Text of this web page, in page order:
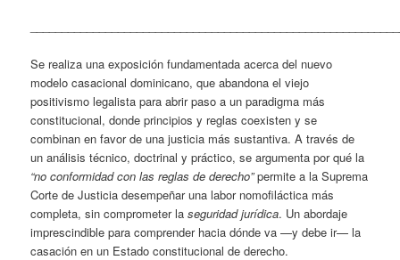
Se realiza una exposición fundamentada acerca del nuevo
modelo casacional dominicano, que abandona el viejo
positivismo legalista para abrir paso a un paradigma más
constitucional, donde principios y reglas coexisten y se
combinan en favor de una justicia más sustantiva. A través de
un análisis técnico, doctrinal y práctico, se argumenta por qué la
“no conformidad con las reglas de derecho”permite a la Suprema
Corte de Justicia desempeñar una labor nomofiláctica más
completa, sin comprometer laseguridad jurídica. Un abordaje
imprescindible para comprender hacia dónde va —y debe ir— la
casación en un Estado constitucional de derecho.